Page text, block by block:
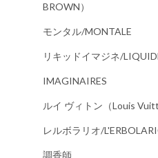
BROWN）
モンタル/MONTALE
リキッドイマジネ/
IMAGINAIRES
ルイ ヴィトン（Louis
レルボラリオ/
調香師